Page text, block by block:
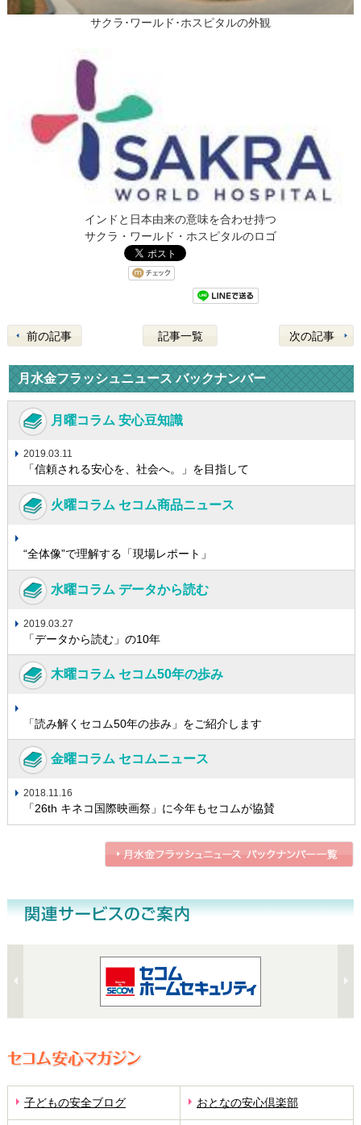
サクラ･ワールド･ホスピタルの外観
インドと日本由来の意味を合わせ持つ
サクラ・ワールド・ホスピタルのロゴ
前の記事 記事一覧 次の記事
月水金フラッシュニュース バックナンバー
月曜コラム 安心豆知識
2019.03.11
「信頼される安心を、社会へ。」を目指して
火曜コラム セコム商品ニュース
“全体像”で理解する「現場レポート」
水曜コラム データから読む
2019.03.27
「データから読む」の10年
木曜コラム セコム50年の歩み
「読み解くセコム50年の歩み」をご紹介します
金曜コラム セコムニュース
2018.11.16
「26th キネコ国際映画祭」に今年もセコムが協賛
子どもの安全ブログ おとなの安心倶楽部